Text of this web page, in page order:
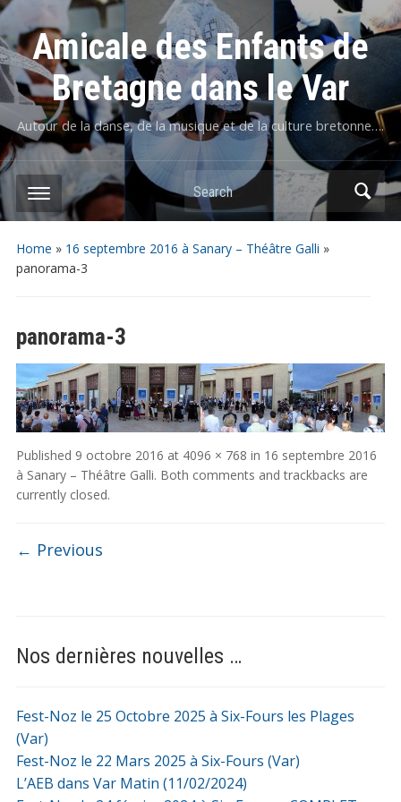
Amicale des Enfants de
Bretagne dans le Var
Autour de la danse, de la musique et de la culture bretonne….
Home » 16 septembre 2016 à Sanary – Théâtre Galli »
panorama-3
panorama-3
Published 9 octobre 2016 at 4096 × 768 in 16 septembre 2016
à Sanary – Théâtre Galli. Both comments and trackbacks are
currently closed.
← Previous
Nos dernières nouvelles …
Fest-Noz le 25 Octobre 2025 à Six-Fours les Plages
(Var)
Fest-Noz le 22 Mars 2025 à Six-Fours (Var)
L’AEB dans Var Matin (11/02/2024)